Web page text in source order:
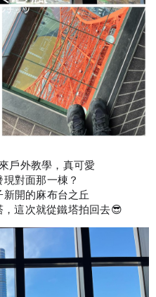
戶外教學，真可愛
對面那一棟？
開的麻布台之丘
這次就從鐵塔拍回去😎